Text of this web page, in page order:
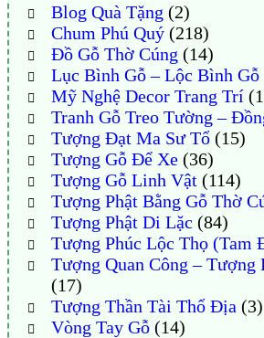
Blog Quà Tặng (2)
Chum Phú Quý(218)
Đồ Gỗ Thờ Cúng (14)
Lục Bình Gỗ – Lộc Bình Gỗ
Mỹ Nghệ Decor Trang Trí
Tranh Gỗ Treo Tường –
Tượng Đạt Ma Sư Tổ(15)
Tượng Gỗ Để Xe(36)
Tượng Gỗ Linh Vật(114)
Tượng Phật Bằng Gỗ Thờ
Tượng Phật Di Lặc (84)
Tượng Phúc Lộc Thọ (Tam
Tượng Quan Công – Tượng
(17)
Tượng Thần Tài Thổ Địa (3)
Vòng Tay Gỗ(14)